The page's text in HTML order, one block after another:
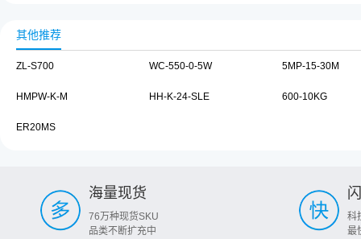
其他推荐
ZL-S700 WC-550-0-5W 5MP-15-30M
HMPW-K-M HH-K-24-SLE 600-10KG
ER20MS
海量现货
76万种现货SKU
品类不断扩充中
科
最